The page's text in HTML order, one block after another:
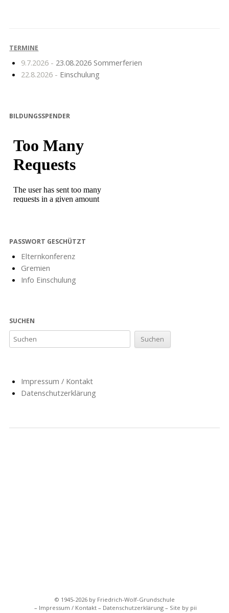
TERMINE
9.7.2026 - 23.08.2026 Sommerferien
22.8.2026 - Einschulung
BILDUNGSSPENDER
PASSWORT GESCHÜTZT
Elternkonferenz
Gremien
Info Einschulung
SUCHEN
Impressum / Kontakt
Datenschutzerklärung
© 1945-2026 by Friedrich-Wolf-Grundschule
Impressum / Kontakt
Datenschutzerklärung Site by pii